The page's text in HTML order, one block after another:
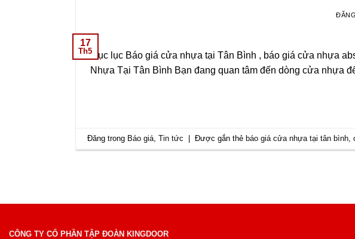
17
Th5Mục lục Báo giá cửa nhựa tại Tân Bình , báo giá cửa nhựa
Nhựa Tại Tân Bình Bạn đang quan tâm đến dòng cửa nhựa
Đăng trong Báo giá ,Tin tức | Được gắn thẻbáo giá cửa nhựa tại tân bình ,
CÔNG TY CỔ PHẦN TẬP ĐOÀN KINGDOOR